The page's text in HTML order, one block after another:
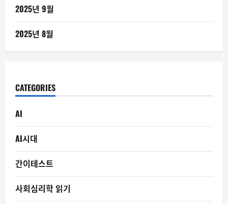
2025년 9월
2025년 8월
CATEGORIES
AI
AI시대
간이테스트
사회심리학 읽기